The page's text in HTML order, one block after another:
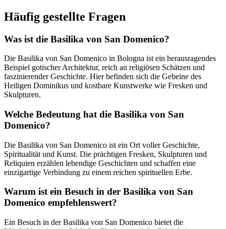
Häufig gestellte Fragen
Was ist die Basilika von San Domenico?
Die Basilika von San Domenico in Bologna ist ein herausragendes
Beispiel gotischer Architektur, reich an religiösen Schätzen und
faszinierender Geschichte. Hier befinden sich die Gebeine des
Heiligen Dominikus und kostbare Kunstwerke wie Fresken und
Skulpturen.
Welche Bedeutung hat die Basilika von San
Domenico?
Die Basilika von San Domenico ist ein Ort voller Geschichte,
Spiritualität und Kunst. Die prächtigen Fresken, Skulpturen und
Reliquien erzählen lebendige Geschichten und schaffen eine
einzigartige Verbindung zu einem reichen spirituellen Erbe.
Warum ist ein Besuch in der Basilika von San
Domenico empfehlenswert?
Ein Besuch in der Basilika von San Domenico bietet die